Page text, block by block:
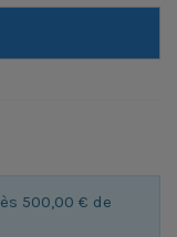
500,00 € de